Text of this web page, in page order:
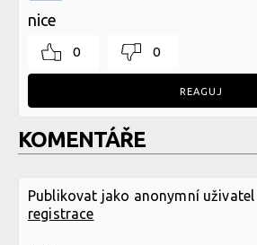
nice
0 0
REAGUJ
KOMENTÁŘE
Publikovat jako anonymní uživatel
registrace